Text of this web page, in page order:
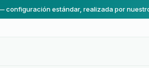
configuración estándar, realizada por